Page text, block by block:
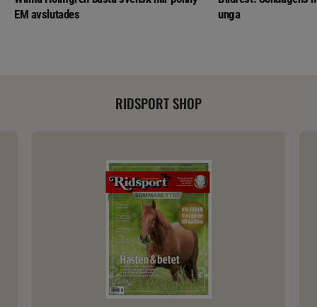
EM avslutades
unga
RIDSPORT SHOP